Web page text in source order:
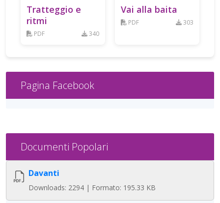
Tratteggio e
ritmi
PDF 340
Vai alla baita
PDF 303
Pagina Facebook
Documenti Popolari
Davanti
Downloads: 2294 | Formato: 195.33 KB